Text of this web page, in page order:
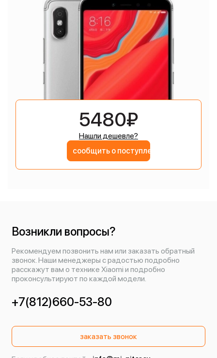
5480₽
Нашли дешевле?
сообщить о поступлении
Возникли вопросы?
Рекомендуем позвонить нам или заказать обратный
звонок. Наши менеджеры с радостью подробно
расскажут вам о технике Xiaomi и подробно
проконсультируют по каждой модели.
+7(812)660-53-80
заказать звонок